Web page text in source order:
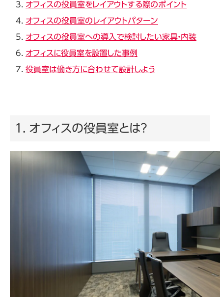
オフィスの役員室をレイアウトする際のポイント
オフィスの役員室のレイアウトパターン
オフィスの役員室への導入で検討したい家具・内装
オフィスに役員室を設置した事例
役員室は働き方に合わせて設計しよう
1. オフィスの役員室とは？